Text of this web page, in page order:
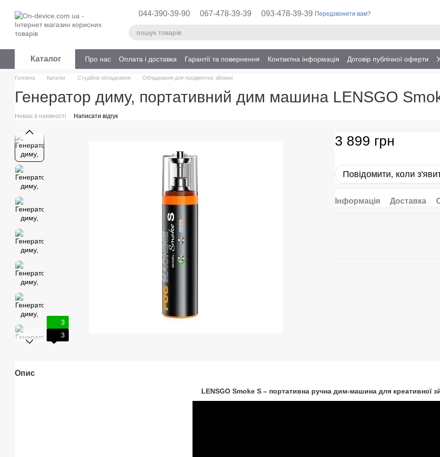
044-390-39-90 067-478-39-39 093-478-39-39 Передзвонити вам?
Каталог Про нас Оплата і доставка Гарантії та повернення Контактна інформація Договір публічної оферти
Головна Каталог Студійне обладнання Обладнання для предметної зйомки
Генератор диму, портативний дим машина LENSGO
Немає в наявності Написати відгук
3
3
3 899 грн
Повідомити, коли
Інформація Доставка
Опис
LENSGO Smoke S – портативна ручна дим-машина для креативної